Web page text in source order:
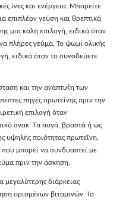
ίνες και ενέργεια. Μπορείτε
επιπλέον γεύση και θρεπτικά
μια καλή επιλογή, ειδικά όταν
πλήρες γεύμα. Το ψωμί ολικής
ειδικά όταν το συνοδεύετε
και την ανάπτυξη των
πηγές πρωτεΐνης πριν την
επιλογή όταν
σνακ. Τα αυγά, βραστά ή ως
υψηλής ποιότητας πρωτεΐνη.
που μπορεί να συνδυαστεί με
πριν την άσκηση.
μεγαλύτερης διάρκειας
ορισμένων βιταμινών. Το